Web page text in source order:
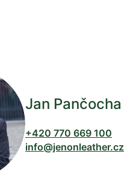
Jan Pančocha
+420 770 669 100
info@jenonleather.cz